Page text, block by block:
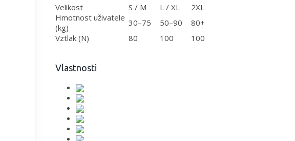
Velikost S / M L / XL
2XL
Hmotnost uživatele
(kg)
30–75 50–90
80+
Vztlak (N)
80 100 100
Vlastnosti